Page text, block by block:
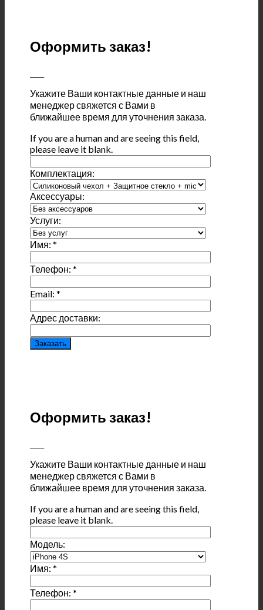
Оформить заказ!
Укажите Ваши контактные данные и наш
менеджер свяжется с Вами в
ближайшее время для уточнения заказа.
If you are a human and are seeing this field,
please leave it blank.
Комплектация:
Аксессуары:
Услуги:
Имя:*
Телефон:*
Email:*
Адрес доставки:
Оформить заказ!
Укажите Ваши контактные данные и наш
менеджер свяжется с Вами в
ближайшее время для уточнения заказа.
If you are a human and are seeing this field,
please leave it blank.
Модель:
Имя:*
Телефон:*